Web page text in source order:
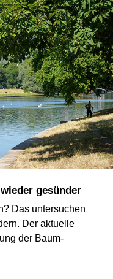
gesünder
Das untersuchen
Der aktuelle
der Baum-